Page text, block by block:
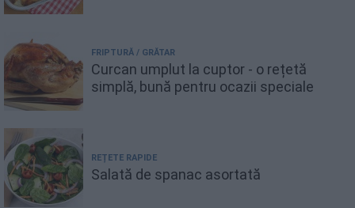
FRIPTURĂ / GRĂTAR
Curcan umplut la cuptor - o rețetă
simplă, bună pentru ocazii speciale
REȚETE RAPIDE
Salată de spanac asortată